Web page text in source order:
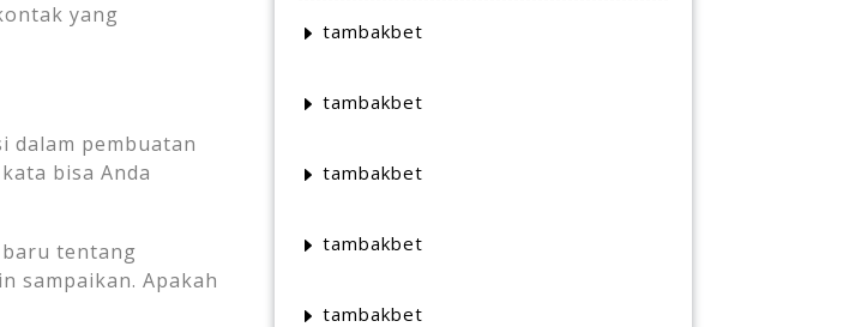
yang
dalam pembuatan
bisa Anda
tentang
sampaikan. Apakah
tambakbet
tambakbet
tambakbet
tambakbet
tambakbet